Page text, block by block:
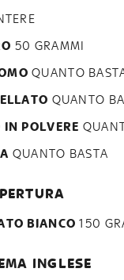
50 GRAMMI
QUANTO
QUANTO
IN POLVERE
QUANTO BASTA
BIANCO 150
INGLESE